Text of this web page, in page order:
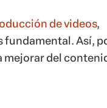
de videos,
fundamental. Así,
mejorar del